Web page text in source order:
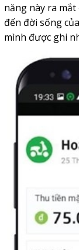
năng này ra
đến đời sống
mình được ghi